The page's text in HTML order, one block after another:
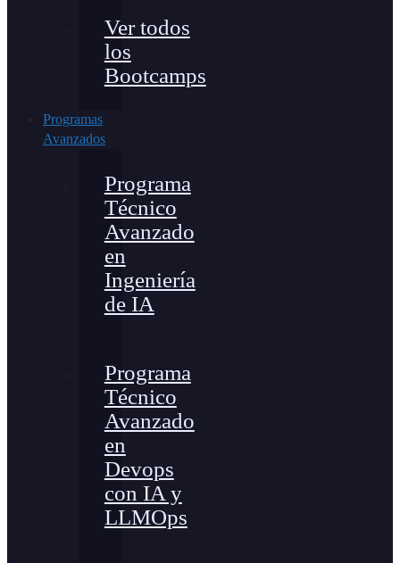
Ver todos
los
Bootcamps
Programas
Avanzados
Programa
Técnico
Avanzado
en
Ingeniería
de IA
Programa
Técnico
Avanzado
en
Devops
con IA y
LLMOps